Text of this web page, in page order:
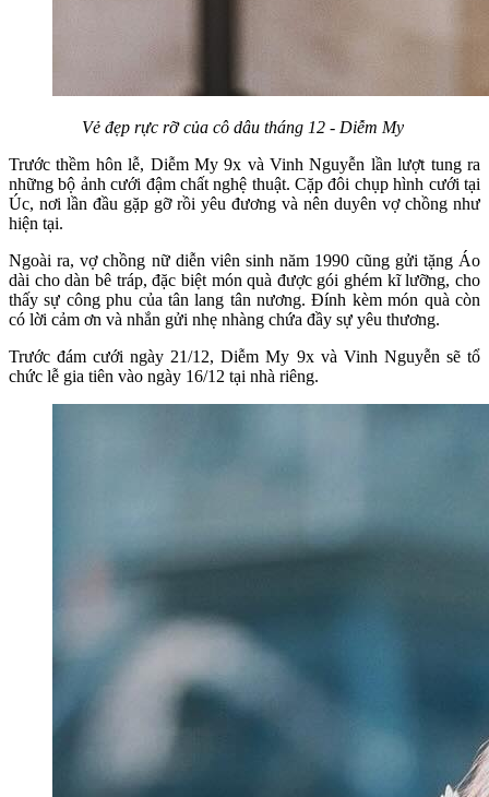
Vẻ đẹp rực rỡ của cô dâu tháng 12 - Diễm My
Trước thềm hôn lễ, Diễm My 9x và Vinh Nguyễn lần lượt tung ra
những bộ ảnh cưới đậm chất nghệ thuật. Cặp đôi chụp hình cưới tại
Úc, nơi lần đầu gặp gỡ rồi yêu đương và nên duyên vợ chồng như
hiện tại.
Ngoài ra, vợ chồng nữ diễn viên sinh năm 1990 cũng gửi tặng Áo
dài cho dàn bê tráp, đặc biệt món quà được gói ghém kĩ lưỡng, cho
thấy sự công phu của tân lang tân nương. Đính kèm món quà còn
có lời cảm ơn và nhắn gửi nhẹ nhàng chứa đầy sự yêu thương.
Trước đám cưới ngày 21/12, Diễm My 9x và Vinh Nguyễn sẽ tổ
chức lễ gia tiên vào ngày 16/12 tại nhà riêng.